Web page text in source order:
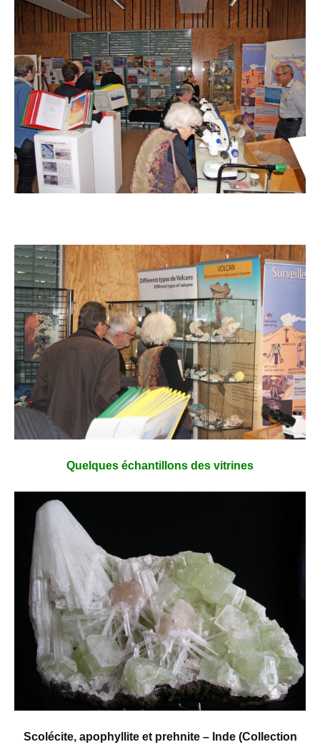
Quelques échantillons des vitrines
Scolécite, apophyllite et prehnite – Inde (Collection